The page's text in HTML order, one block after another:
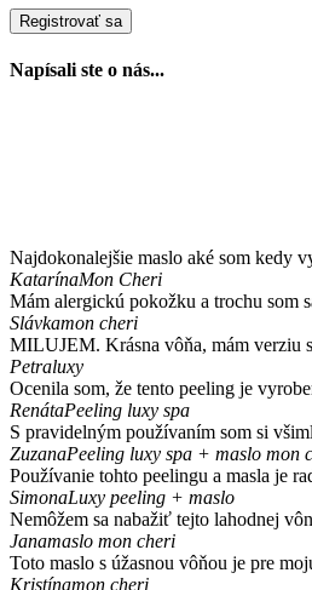
Registrovať sa
Napísali ste o nás...
Najdokonalejšie maslo aké som kedy
KatarínaMon Cheri
Mám alergickú pokožku a trochu som
Slávkamon cheri
MILUJEM. Krásna vôňa, mám verziu
Petraluxy
Ocenila som, že tento peeling je
RenátaPeeling luxy spa
S pravidelným používaním som si
ZuzanaPeeling luxy spa + maslo mon
Používanie tohto peelingu a masla je
SimonaLuxy peeling + maslo
Nemôžem sa nabažiť tejto lahodnej
Janamaslo mon cheri
Toto maslo s úžasnou vôňou je pre
Kristínamon cheri